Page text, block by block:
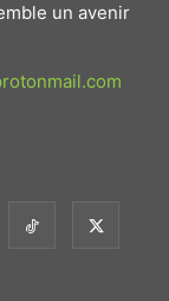
un avenir